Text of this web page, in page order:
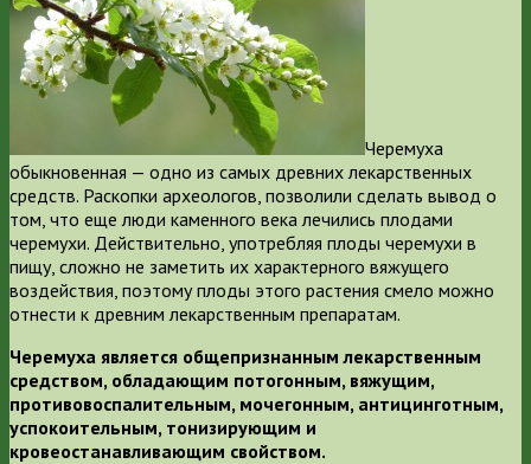
Черемуха
обыкновенная — одно из самых древних лекарственных
средств. Раскопки археологов, позволили сделать вывод о
том, что еще люди каменного века лечились плодами
черемухи. Действительно, употребляя плоды черемухи в
пищу, сложно не заметить их характерного вяжущего
воздействия, поэтому плоды этого растения смело можно
отнести к древним лекарственным препаратам.
Черемуха является общепризнанным лекарственным
средством, обладающим потогонным, вяжущим,
противовоспалительным, мочегонным, антицинготным,
успокоительным, тонизирующим и
кровеостанавливающим свойством.